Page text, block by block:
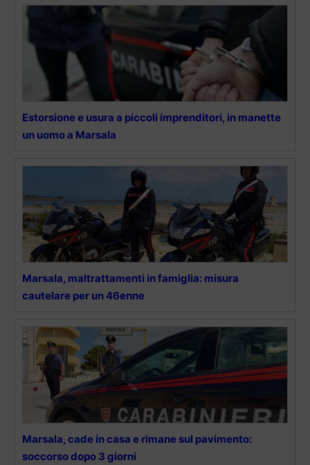
Estorsione e usura a piccoli imprenditori, in manette
un uomo a Marsala
Marsala, maltrattamenti in famiglia: misura
cautelare per un 46enne
Marsala, cade in casa e rimane sul pavimento:
soccorso dopo 3 giorni